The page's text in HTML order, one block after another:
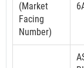
(Market
Facing
Number)